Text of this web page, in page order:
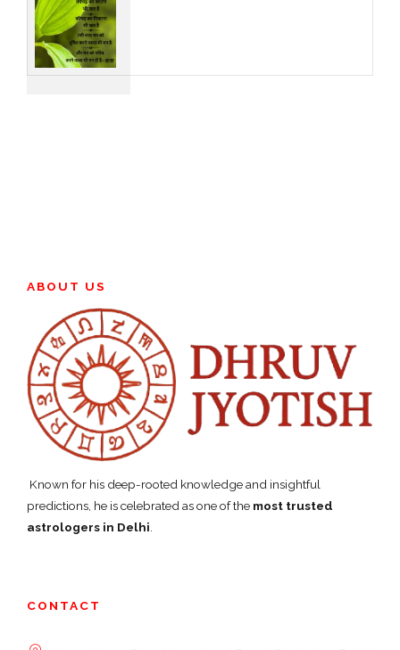
ABOUT US
Known for his deep-rooted knowledge and insightful
predictions, he is celebrated as one of the most trusted
astrologers in Delhi
CONTACT